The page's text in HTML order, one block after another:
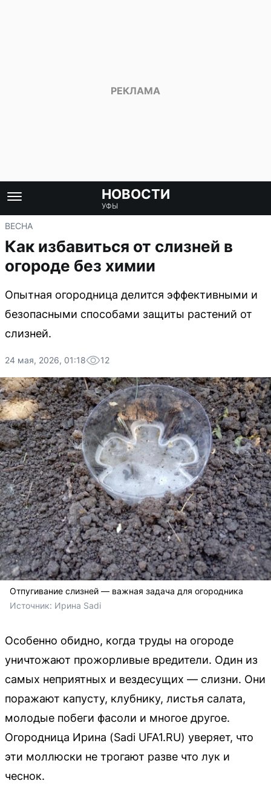
НОВОСТИ
УФЫ
ВЕСНА
Как избавиться от слизней в
огороде без химии
Опытная огородница делится эффективными и
безопасными способами защиты растений от
слизней.
24 мая, 2026, 01:18 12
Отпугивание слизней — важная задача для огородника
Источник: Ирина Sadi
Особенно обидно, когда труды на огороде
уничтожают прожорливые вредители. Один из
самых неприятных и вездесущих — слизни. Они
поражают капусту, клубнику, листья салата,
молодые побеги фасоли и многое другое.
Огородница Ирина (Sadi UFA1.RU) уверяет, что
эти моллюски не трогают разве что лук и
чеснок.